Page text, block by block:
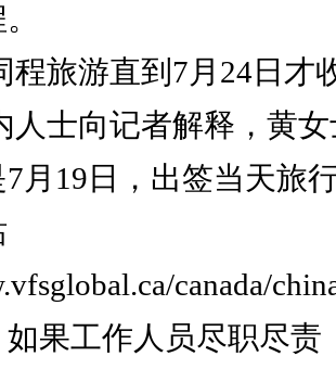
程旅游直到7月24日才
人士向记者解释，黄
月19日，出签当天旅
canada/
果工作人员尽职尽责